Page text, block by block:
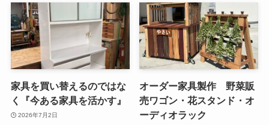
家具を買い替えるのではな
く『今ある家具を活かす』
2026年7月2日
オーダー家具製作 野菜販
売ワゴン・花スタンド・オ
ーディオラック